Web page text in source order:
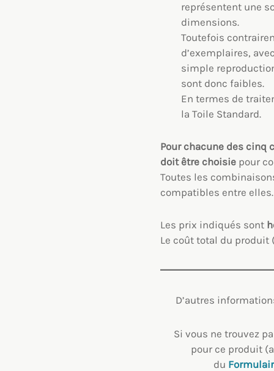
représentent une
dimensions.
Toutefois
d’exemplaires,
simple
sont donc faibles.
En termes de
la Toile Standard.
Pour chacune des cinq
doit être choisie pour
Toutes les
compatibles entre elles.
Les prix indiqués sont
Le coût total du produit
D’autres
Si vous ne trouvez
pour ce produit
du